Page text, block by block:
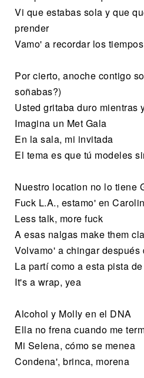
Vi que estabas sola y que
prender
Vamo' a recordar los
Por cierto, anoche contigo
soñabas?)
Usted gritaba duro mientras
Imagina un Met Gala
En la sala, mi invitada
El tema es que tú modeles
Nuestro location no lo tiene
Fuck L.A., estamo' en
Less talk, more fuck
A esas nalgas make them
Volvamo' a chingar después
La partí como a esta pista
It's a wrap, yea
Alcohol y Molly en el DNA
Ella no frena cuando me
Mi Selena, cómo se menea
Condena', brinca, morena